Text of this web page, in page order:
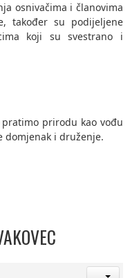
osnivačima i članovima
također su podijeljene
koji su svestrano i
pratimo prirodu kao vođu
domjenak i druženje.